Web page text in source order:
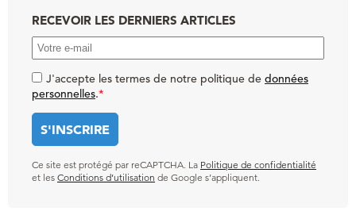
RECEVOIR LES DERNIERS ARTICLES
J'accepte les termes de notre politique de données
personnelles.*
Ce site est protégé par reCAPTCHA. La Politique de confidentialité
et les Conditions d’utilisation de Google s’appliquent.